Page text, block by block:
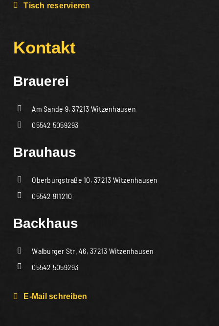
Tisch reservieren
Kontakt
Brauerei
Am Sande 9, 37213 Witzenhausen
05542 5059293
Brauhaus
Oberburgstraße 10, 37213 Witzenhausen
05542 911210
Backhaus
Walburger Str. 46, 37213 Witzenhausen
05542 5059293
E-Mail schreiben